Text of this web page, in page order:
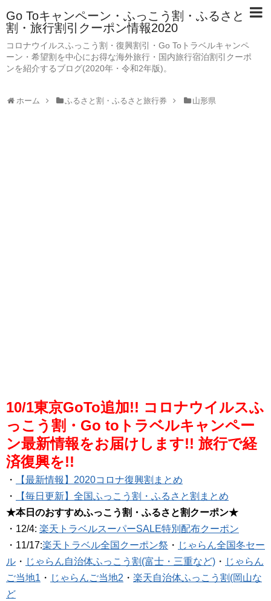
Go Toキャンペーン・ふっこう割・ふるさと
割・旅行割引クーポン情報2020
コロナウイルスふっこう割・復興割引・Go Toトラベルキャンペ
ーン・希望割を中心にお得な海外旅行・国内旅行宿泊割引クーポ
ンを紹介するブログ(2020年・令和2年版)。
ホーム ふるさと割・ふるさと旅行券 山形県
10/1東京GoTo追加!! コロナウイルスふ
っこう割・Go toトラベルキャンペー
ン最新情報をお届けします!! 旅行で経
済復興を!!
・
【最新情報】2020コロナ復興割まとめ
・
【毎日更新】全国ふっこう割・ふるさと割まとめ
★本日のおすすめふっこう割・ふるさと割クーポン★
・12/4: 楽天トラベルスーパーSALE特別配布クーポン
・11/17:楽天トラベル全国クーポン祭 ・ じゃらん全国冬セー
ル ・ じゃらん自治体ふっこう割(富士・三重など) ・ じゃらん
ご当地1 ・ じゃらんご当地2 ・ 楽天自治体ふっこう割(岡山な
ど